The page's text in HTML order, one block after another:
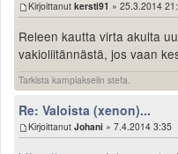
Kirjoittanut kersti91 » 25.3.2014
Releen kautta virta akulta
vakioliitännästä, jos vaan
Tarkista kampiakselin stefa.
Re: Valoista (xenon)...
Kirjoittanut Johani » 7.4.2014 3:35